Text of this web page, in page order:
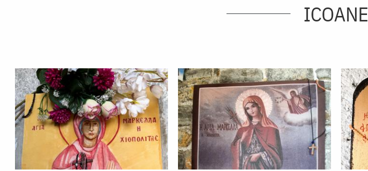
ICOANE